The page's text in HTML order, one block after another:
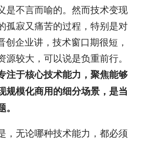
是不言而喻的。然而技术变现
孤寂又痛苦的过程，特别是对
创企业讲，技术窗口期很短，
较大，可以说是负重前行。
注于核心技术能力，聚焦能够
规模化商用的细分场景，是当
无论哪种技术能力，都必须